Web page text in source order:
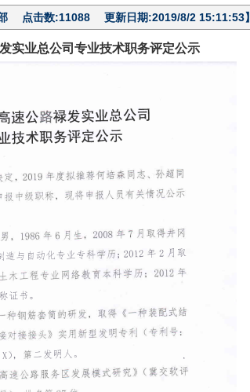
点击数:11088 更新日期:2019/8/2 15:11:53】
实业总公司专业技术职务评定公示